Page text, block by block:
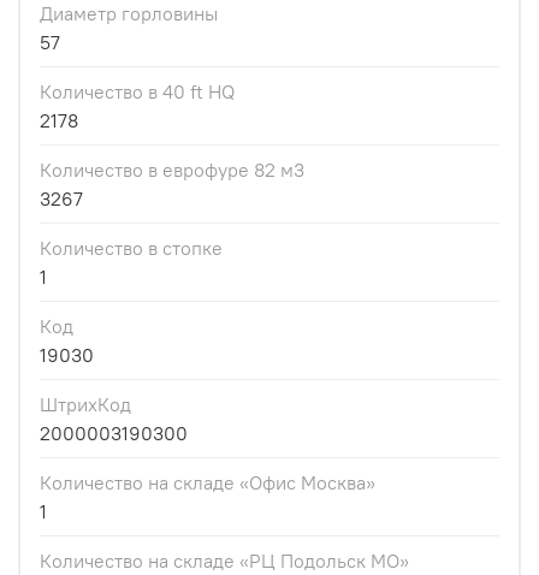
Диаметр горловины
57
Количество в 40 ft HQ
2178
Количество в еврофуре 82 м3
3267
Количество в стопке
1
Код
19030
ШтрихКод
2000003190300
Количество на складе «Офис Москва»
1
Количество на складе «РЦ Подольск МО»